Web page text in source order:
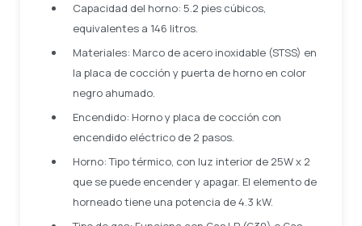
Capacidad del horno: 5.2 pies cúbicos,
equivalentes a 146 litros.
Materiales: Marco de acero inoxidable (STSS) en
la placa de cocción y puerta de horno en color
negro ahumado.
Encendido: Horno y placa de cocción con
encendido eléctrico de 2 pasos.
Horno: Tipo térmico, con luz interior de 25W x 2
que se puede encender y apagar. El elemento de
horneado tiene una potencia de 4.3 kW.